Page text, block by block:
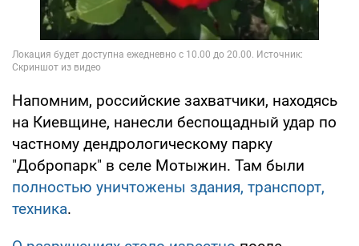
Напомним, российские захватчики, находясь
на Киевщине, нанесли беспощадный удар по
частному дендрологическому парку
"Добропарк" в селе Мотыжин. Там были
полностью уничтожены здания, транспорт,
техника.